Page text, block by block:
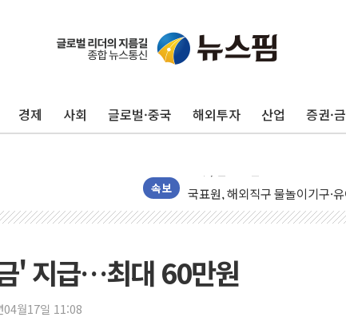
경제 사회 글로벌·중국 해외투자 산업 증권·
속보
[AI 카드뉴스] 어린이집·유치원
운수업·기업활동 '원스톱'으
공정위 "국고채 PD 15곳, 관
중소기업 기술자료 중국 계열
국표원, 해외직구 물놀이기구·
쉐이크쉑, 남양주 현대아울렛
정부혁신 우수사례 세계에 알
부모가 정부24에서 자녀 출입
' 지급…최대 60만원
04월17일 11:08